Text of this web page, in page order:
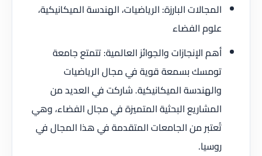
المجالات البارزة: الرياضيات، الهندسة الميكانيكية،
علوم الفضاء
أهم الإنجازات والجوائز العالمية: تتمتع جامعة
تومسك بسمعة قوية في مجال الرياضيات
والهندسة الميكانيكية. شاركت في العديد من
المشاريع البحثية المتميزة في مجال الفضاء، وهي
تُعتبر من الجامعات المتقدمة في هذا المجال في
روسيا.